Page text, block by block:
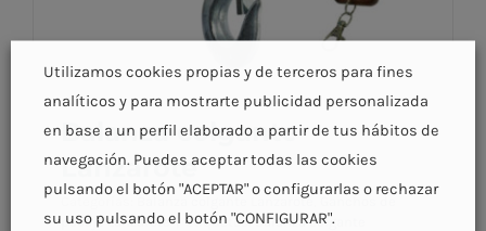
Balanza colgante
Lanzarote
Categorías: Balanza colgante Lanzarote
Ganchos de
pesaje Lanzarote | Etiquetas:Balanza colgante
Utilizamos cookies propias y de terceros para fines
analíticos y para mostrarte publicidad personalizada
en base a un perfil elaborado a partir de tus hábitos de
navegación. Puedes aceptar todas las cookies
pulsando el botón "ACEPTAR" o configurarlas o rechazar
su uso pulsando el botón "CONFIGURAR".